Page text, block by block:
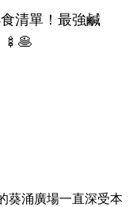
清單！最強鹹
🍢🥞
葵涌廣場一直深受本